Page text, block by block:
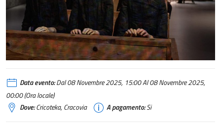
Data evento:Dal 08 Novembre 2025, 15:00 Al 08 Novembre 2025,
00:00 (Ora locale)
Dove:Cricoteka, Cracovia A pagamento:Si